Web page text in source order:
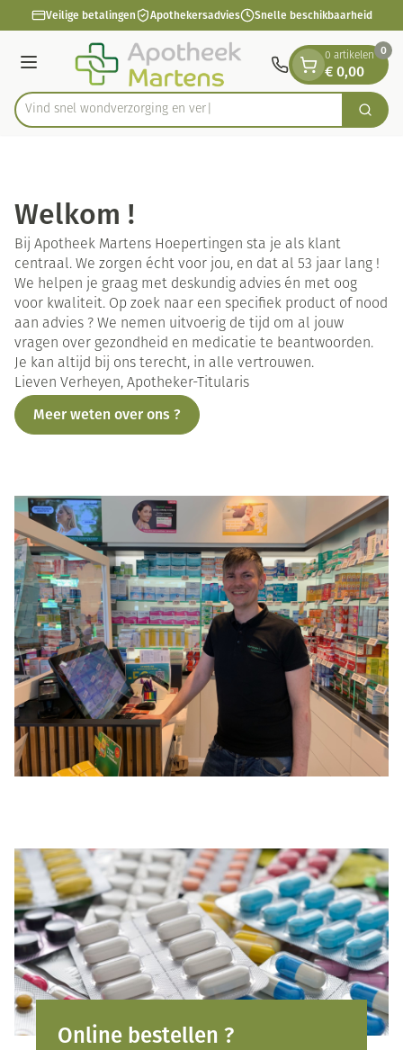
Ga naar de inhoud
1 van 1Veilige betalingen Apothekersadvies Snelle beschikbaarheid
Menu
Product, merk, categorie...
V Zoek
0 artikelen
€ 0,00
0
Welkom !
Bij Apotheek Martens Hoepertingen sta je als klant
centraal. We zorgen écht voor jou, en dat al 53 jaar lang !
We helpen je graag met deskundig advies én met oog
voor kwaliteit. Op zoek naar een specifiek product of nood
aan advies ? We nemen uitvoerig de tijd om al jouw
vragen over gezondheid en medicatie te beantwoorden.
Je kan altijd bij ons terecht, in alle vertrouwen.
Lieven Verheyen, Apotheker-Titularis
Meer weten over ons ?
Online bestellen ?